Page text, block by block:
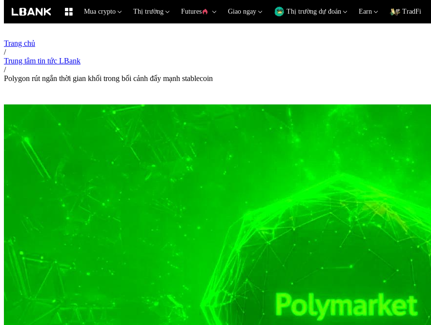
Mua crypto Thị trường Futures Giao ngay Thị trường dự đoán Earn TradFi
Trang chủ
/
Trung tâm tin tức LBank
/
Polygon rút ngắn thời gian khối trong bối cảnh đẩy mạnh stablecoin